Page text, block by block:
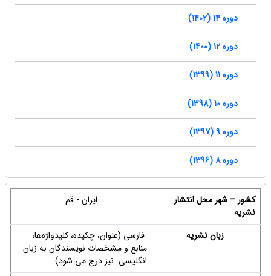
دوره 14 (1402)
دوره 12 (1400)
دوره 11 (1399)
دوره 10 (1398)
دوره 9 (1397)
دوره 8 (1396)
کشور – شهر محل انتشار
نشریه
ایران - قم
زبان نشریه
فارسی (عنوان، چکیده، کلیدواژه‌ها،
منابع و مشخصات نویسندگان به زبان
انگلیسی نیز درج می شود)